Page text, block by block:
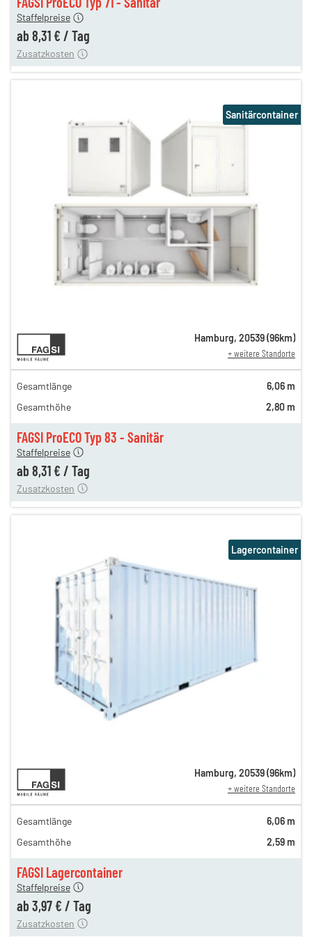
Staffelpreise
ab 8,31 € / Tag
180,00 €
110,00 €
Zusatzkosten
FAGSI ProECO Typ 83 - Sanitär
12,81 €
12,81 €
10,97 €
9,24 €
8,64 €
Staffelpreise
ab 8,31 € / Tag
180,00 €
110,00 €
Zusatzkosten
Sanitärcontainer
Hamburg, 20539(96km)
+ weitere Standorte
Gesamtlänge
6,06 m
Gesamthöhe
2,80 m
FAGSI Lagercontainer
4,64 €
4,64 €
4,64 €
3,97 €
3,97 €
Staffelpreise
ab 3,97 € / Tag
180,00 €
60,00 €
Zusatzkosten
Lagercontainer
Hamburg, 20539(96km)
+ weitere Standorte
Gesamtlänge
6,06 m
Gesamthöhe
2,59 m